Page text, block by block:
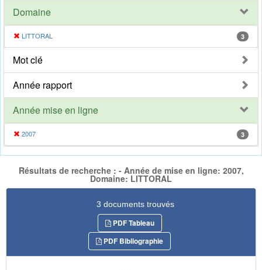
Domaine
LITTORAL 3
Mot clé
Année rapport
Année mise en ligne
2007 3
Résultats de recherche : - Année de mise en ligne: 2007,
Domaine: LITTORAL
3 documents trouvés
PDF Tableau
PDF Bibliographie